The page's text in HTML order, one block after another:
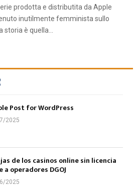
prodotta e distributita da Apple
inutilmente femminista sullo
storia è quella...
Post for WordPress
2025
de los casinos online sin licencia
operadores DGOJ
2025